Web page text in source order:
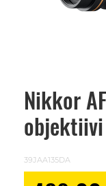
Nikkor
objektiivi
39JAA135DA
Skip
beginning
images
gallery